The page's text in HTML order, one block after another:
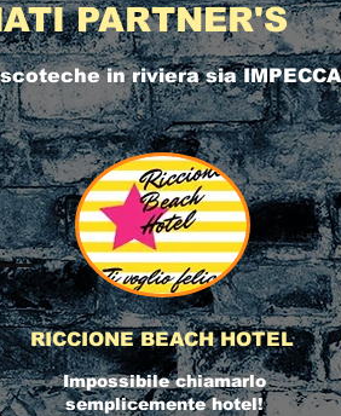
PARTNER'S
in rivierasia
RICCIONE BEACH HOTEL
Impossibile chiamarlo
semplicemente hotel!